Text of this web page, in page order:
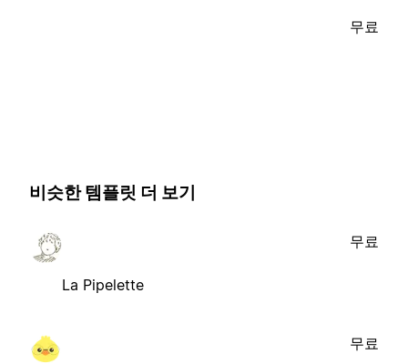
무료
비슷한 템플릿 더 보기
La Pipelette
무료
무료